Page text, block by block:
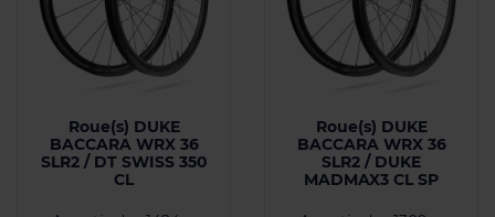
Roue(s) DUKE
BACCARA WRX 36
SLR2 / DT SWISS 350
CL
Roue(s) DUKE
BACCARA WRX 36
SLR2 / DUKE
MADMAX3 CL SP